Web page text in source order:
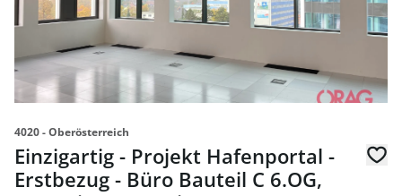
4020 - Oberösterreich
Einzigartig - Projekt Hafenportal -
Erstbezug - Büro Bauteil C 6.OG,